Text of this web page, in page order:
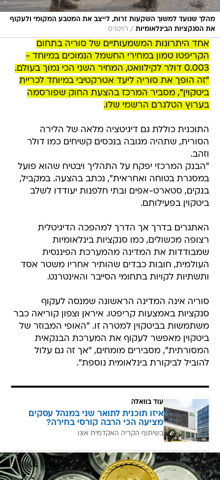
מהלך שנועד למשוך השקעות זרות, לייצב את המטבע המקומי ולעקוף
את הסנקציות הבינלאומיות / רויטרס
אחד היתרונות המשמעותיים של סוריה בתחום
הקריפטו טמון במחירי החשמל הנמוכים במיוחד -
0.003 דולר לקילוואט, המחיר השני הכי נמוך בעולם.
"זה הופך את סוריה ליעד אטרקטיבי במיוחד לכריית
ביטקוין", מסביר המרכז בהצעת החוק שפורסמה
בערוץ הטלגרם הרשמי שלו.
התוכנית כוללת גם דיגיטציה מלאה של הלירה
הסורית, שתהיה מגובה בנכסים קשיחים כמו דולר
וזהב.
"הבנק המרכזי יפקח על התהליך ויבטיח שהוא פועל
במסגרת בטוחה ואחראית", נכתב בהצעה. במקביל,
בנקים, סטארט-אפים ובתי חלפנות יעודדו לשלב
ביטקוין בפעילותם.
האתגרים בדרך אך הדרך למהפכה הדיגיטלית
רצופה מכשולים, כמו סנקציות בינלאומיות
שמבודדות את המדינה מהמערכת הפיננסית
העולמית, חובות כבדים שהותיר אחריו משטר אסד
ותשתיות לקויות בתחומי הסייבר והאינטרנט.
סוריה אינה המדינה הראשונה שמנסה לעקוף
סנקציות באמצעות קריפטו. איראן וצפון קוריאה כבר
משתמשות בביטקוין למטרה זו. "האופי המבוזר של
ביטקוין מאפשר לעקוף את המערכת הבנקאית
המסורתית", מסבירים מומחים, "אך זה גם עלול
להוביל לביקורת בינלאומית נוספת".
עוד בוואלה
איזו תוכנית לתואר שני במנהל עסקים
מציעה הכי הרבה קורסי בחירה?
בשיתוף הקריה האקדמית אונו